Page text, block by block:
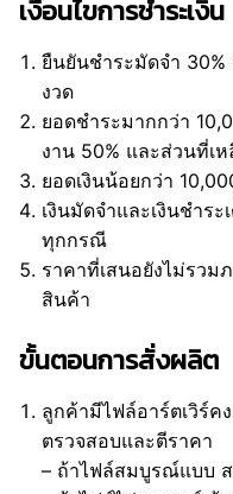
เงื่อนไขการชำระเงิน
ยืนยันชำระมัดจำ 30%
งวด
ยอดชำระมากกว่า
งาน 50% และส่วนที่เ
ยอดเงินน้อยกว่า
เงินมัดจำและเงินชำร
ทุกกรณี
ราคาที่เสนอยังไม่รวม
สินค้า
ขั้นตอนการสั่งผลิต
ลูกค้ามีไฟล์อาร์ตเวิร์ค
ตรวจสอบและตีราคา
– ถ้าไฟล์สมบูรณ์แบบ ส